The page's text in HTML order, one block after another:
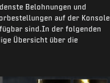
Belohnungen und
auf der Konsole
sind.In der folgenden
Übersicht über die